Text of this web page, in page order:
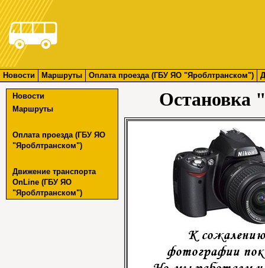
Новости Маршруты Оплата проезда (ГБУ ЯО "Яроблтранском")
Новости
Маршруты
Оплата проезда (ГБУ ЯО
"Яроблтранском")
Движение транспорта
OnLine (ГБУ ЯО
"Яроблтранском")
Остановка